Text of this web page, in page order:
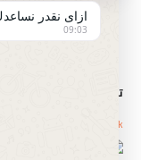
رقم ٣٢٦٢
١٤ شارع السيد الببلاوي ارض شريف عابدين
تواصل مع الفارس
Facebook
ازاى نقدر
09:03